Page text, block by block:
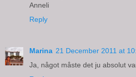
Anneli
Reply
Marina 21 December 2011 at
Ja, något måste det ju absolut